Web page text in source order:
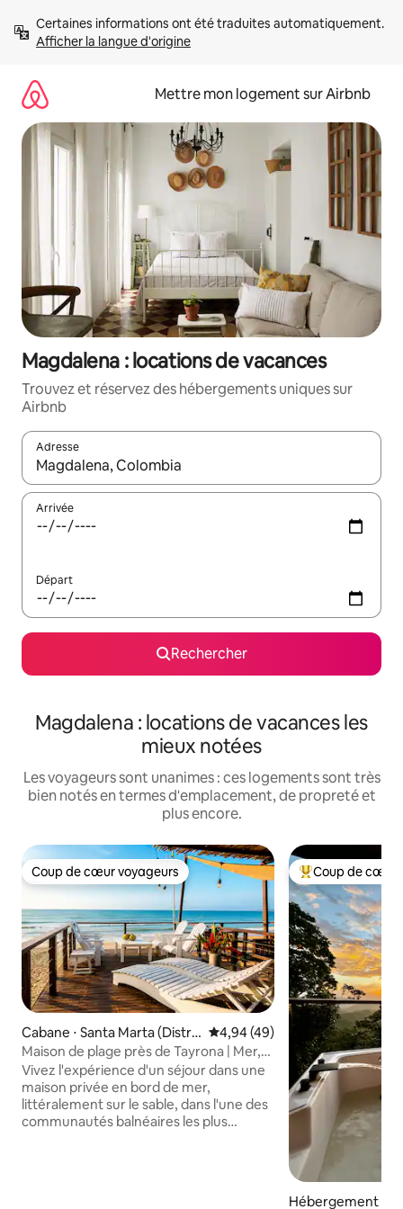
directement
Afficher la langue d'origine
Mettre mon logement sur Airbnb
Magdalena : locations de vacances
Trouvez et réservez des hébergements uniques sur
Airbnb
Adresse
Lorsque les résultats s'affichent, utilisez les flèches vers le
Arrivée
Départ
Rechercher
Magdalena : locations de vacances les
mieux notées
Les voyageurs sont unanimes : ces logements sont très
bien notés en termes d'emplacement, de propreté et
plus encore.
Coup de cœur voyageurs
Coup de cœur voyageurs
Cabane ⋅ Santa Marta (Distrit
o Turístico Cultural E Históric
o)
Évaluation moyenne sur la
4,94 (49)
Maison de plage près de Tayrona | Mer,
rivière et nature
Vivez l'expérience d'un séjour dans une
maison privée en bord de mer,
littéralement sur le sable, dans l'une des
communautés balnéaires les plus
Coups de cœur
Coup de cœur
Hébergement ⋅